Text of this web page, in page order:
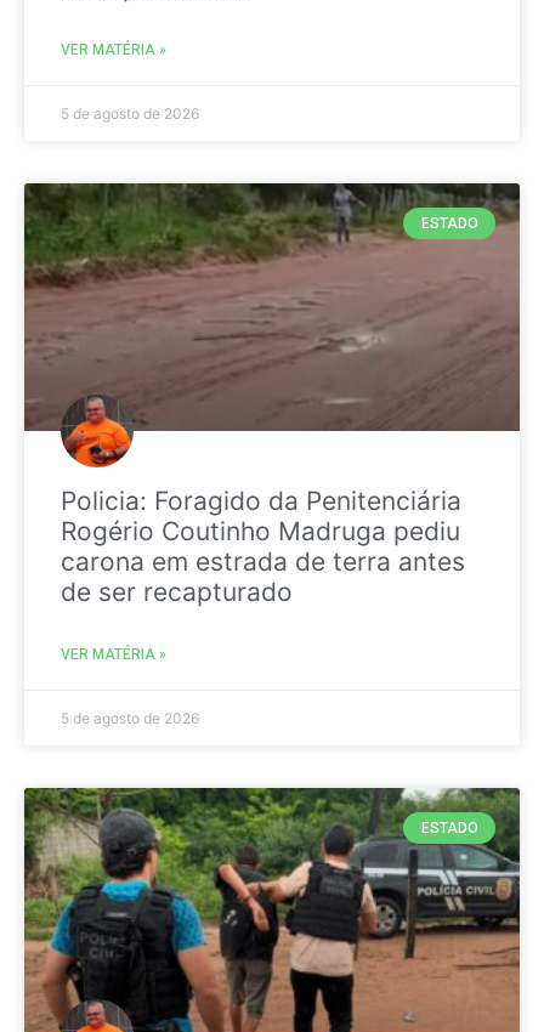
VER MATÉRIA »
5 de agosto de 2026
ESTADO
Policia: Foragido da Penitenciária
Rogério Coutinho Madruga pediu
carona em estrada de terra antes
de ser recapturado
VER MATÉRIA »
5 de agosto de 2026
ESTADO